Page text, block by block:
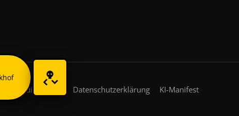
Datenschutzerklärung KI-Manifest